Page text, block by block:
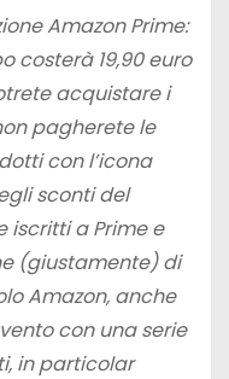
Amazon Prime:
costerà 19,90 euro
acquistare i
pagherete le
con l’icona
sconti del
iscritti a Prime e
(giustamente) di
Amazon, anche
con una serie
in particolar